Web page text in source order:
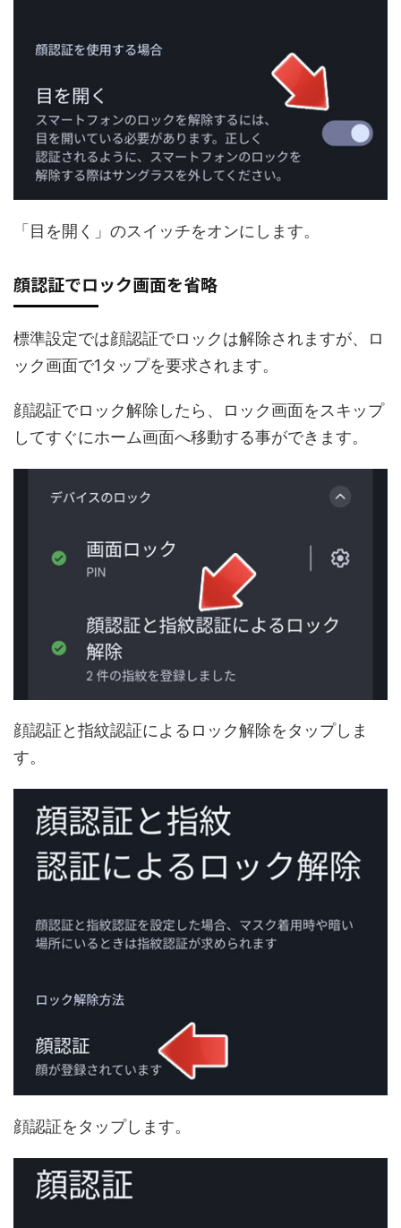
「目を開く」のスイッチをオンにします。
顔認証でロック画面を省略
標準設定では顔認証でロックは解除されますが、ロ
ック画面で1タップを要求されます。
顔認証でロック解除したら、ロック画面をスキップ
してすぐにホーム画面へ移動する事ができます。
顔認証と指紋認証によるロック解除をタップしま
す。
顔認証をタップします。